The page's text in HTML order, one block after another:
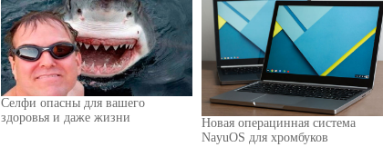
Селфи опасны для вашего
здоровья и даже жизни
Новая операцинная система
NayuOS для хромбуков